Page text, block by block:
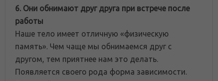
6. Они обнимают друг друга при встрече после
работы
Наше тело имеет отличную «физическую
память». Чем чаще мы обнимаемся друг с
другом, тем приятнее нам это делать.
Появляется своего рода форма зависимости.